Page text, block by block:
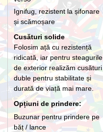
Ignifug, rezistent la șifonare
și scămoșare
Cusături solide
Folosim ață cu rezistență
ridicată, iar pentru steagurile
de exterior realizăm cusături
duble pentru stabilitate și
durată de viață mai mare.
Opțiuni de prindere:
Buzunar pentru prindere pe
băț / lance